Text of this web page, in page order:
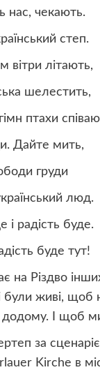
нас, чекають.
степ.
вітри літають,
шелестить,
птахи
Дайте мить,
груди
люд.
і радість буде.
буде тут!
на Різдво
були живі, щоб
додому. І щоб
за
Kirche в